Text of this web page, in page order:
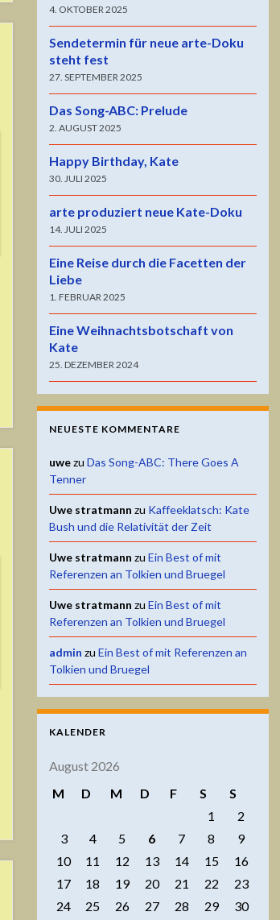
4. OKTOBER 2025
Sendetermin für neue arte-Doku
steht fest
27. SEPTEMBER 2025
Das Song-ABC: Prelude
2. AUGUST 2025
Happy Birthday, Kate
30. JULI 2025
arte produziert neue Kate-Doku
14. JULI 2025
Eine Reise durch die Facetten der
Liebe
1. FEBRUAR 2025
Eine Weihnachtsbotschaft von
Kate
25. DEZEMBER 2024
NEUESTE KOMMENTARE
uwezu Das Song-ABC: There Goes A
Tenner
Uwe stratmann zu Kaffeeklatsch: Kate
Bush und die Relativität der Zeit
Uwe stratmann zu Ein Best of mit
Referenzen an Tolkien und Bruegel
Uwe stratmann zu Ein Best of mit
Referenzen an Tolkien und Bruegel
admin zu Ein Best of mit Referenzen an
Tolkien und Bruegel
KALENDER
August 2026
M
D M D F S
S
1
2
3
4 5 6 7 8
9
10
11 12 13 14 15
16
17
18 19 20 21 22
23
24
25 26 27 28 29
30